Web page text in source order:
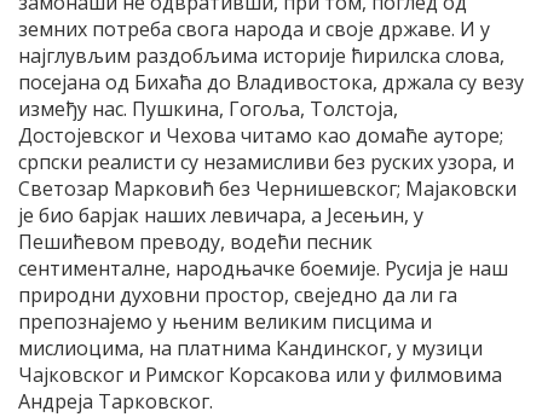
земних потреба свога народа и своје државе. И у
најглувљим раздобљима историје ћирилска слова,
посејана од Бихаћа до Владивостока, држала су везу
између нас. Пушкина, Гогоља, Толстоја,
Достојевског и Чехова читамо као домаће ауторе;
српски реалисти су незамисливи без руских узора, и
Светозар Марковић без Чернишевског; Мајаковски
је био барјак наших левичара, а Јесењин, у
Пешићевом преводу, водећи песник
сентименталне, народњачке боемије. Русија је наш
природни духовни простор, свеједно да ли га
препознајемо у њеним великим писцима и
мислиоцима, на платнима Кандинског, у музици
Чајковског и Римског Корсакова или у филмовима
Андреја Тарковског.